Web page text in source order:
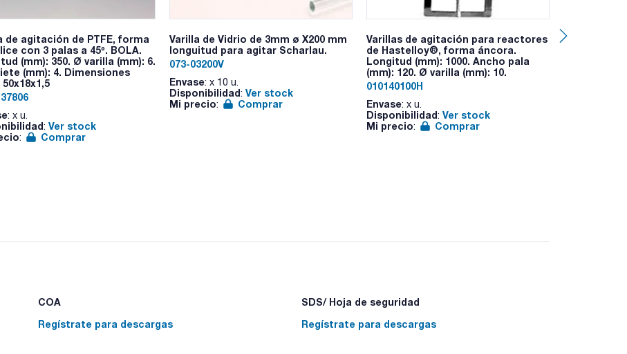
de agitación de PTFE, forma
con 3 palas a 45º. BOLA.
(mm): 350. Ø varilla (mm): 6.
(mm): 4. Dimensiones
50x18x1,5
: x u.
: Ver stock
: Comprar
Varilla de Vidrio de 3mm ø X200 mm
longuitud para agitar Scharlau.
073-03200V
Envase: x 10 u.
Disponibilidad: Ver stock
Mi precio: Comprar
Varillas de agitación para reactores
de Hastelloy®, forma áncora.
Longitud (mm): 1000. Ancho pala
(mm): 120. Ø varilla (mm): 10.
010140100H
Envase: x u.
Disponibilidad: Ver stock
Mi precio: Comprar
Vaso de
COA
Regístrate para descargas
SDS/ Hoja de seguridad
Regístrate para descargas